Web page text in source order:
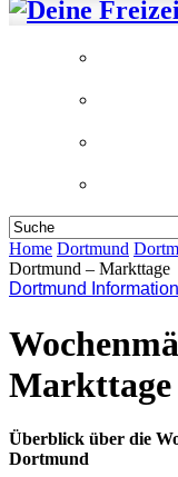
Home Dortmund
Dortmund – Markttage
Dortmund
Markttage
Überblick über die
Dortmund